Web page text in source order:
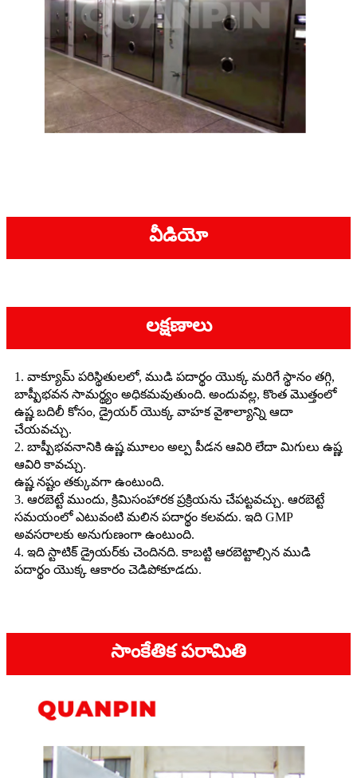
వీడియో
లక్షణాలు
1. వాక్యూమ్ పరిస్థితులలో, ముడి పదార్థం యొక్క మరిగే స్థానం తగ్గి,
బాష్పీభవన సామర్థ్యం అధికమవుతుంది. అందువల్ల, కొంత మొత్తంలో
ఉష్ణ బదిలీ కోసం, డ్రైయర్ యొక్క వాహక వైశాల్యాన్ని ఆదా
చేయవచ్చు.
2. బాష్పీభవనానికి ఉష్ణ మూలం అల్ప పీడన ఆవిరి లేదా మిగులు ఉష్ణ
ఆవిరి కావచ్చు.
ఉష్ణ నష్టం తక్కువగా ఉంటుంది.
3. ఆరబెట్టే ముందు, క్రిమిసంహారక ప్రక్రియను చేపట్టవచ్చు. ఆరబెట్టే
సమయంలో ఎటువంటి మలిన పదార్థం కలవదు. ఇది GMP
అవసరాలకు అనుగుణంగా ఉంటుంది.
4. ఇది స్టాటిక్ డ్రైయర్‌కు చెందినది. కాబట్టి ఆరబెట్టాల్సిన ముడి
పదార్థం యొక్క ఆకారం చెడిపోకూడదు.
సాంకేతిక పరామితి